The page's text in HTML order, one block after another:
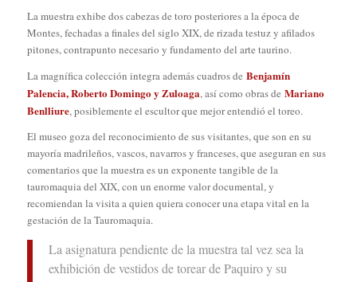
La muestra exhibe dos cabezas de toro posteriores a la época de
Montes, fechadas a finales del siglo XIX, de rizada testuz y afilados
pitones, contrapunto necesario y fundamento del arte taurino.
La magnífica colección integra además cuadros de Benjamín
Palencia, Roberto Domingo y Zuloaga, así como obras de Mariano
Benlliure, posiblemente el escultor que mejor entendió el toreo.
El museo goza del reconocimiento de sus visitantes, que son en su
mayoría madrileños, vascos, navarros y franceses, que aseguran en sus
comentarios que la muestra es un exponente tangible de la
tauromaquia del XIX, con un enorme valor documental, y
recomiendan la visita a quien quiera conocer una etapa vital en la
gestación de la Tauromaquia.
La asignatura pendiente de la muestra tal vez sea la
exhibición de vestidos de torear de Paquiro y su